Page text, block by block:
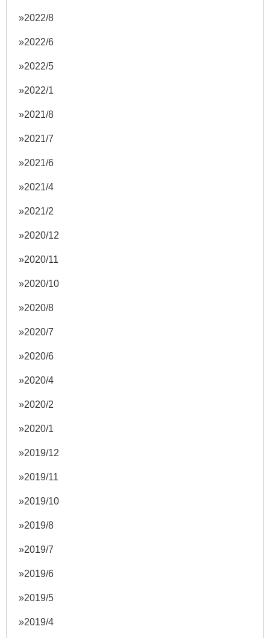
2022/8
2022/6
2022/5
2022/1
2021/8
2021/7
2021/6
2021/4
2021/2
2020/12
2020/11
2020/10
2020/8
2020/7
2020/6
2020/4
2020/2
2020/1
2019/12
2019/11
2019/10
2019/8
2019/7
2019/6
2019/5
2019/4